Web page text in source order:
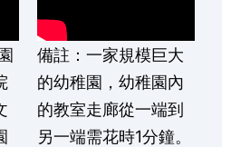
備註：一家規模巨大
的幼稚園，幼稚園內
的教室走廊從一端到
另一端需花時1分鐘。